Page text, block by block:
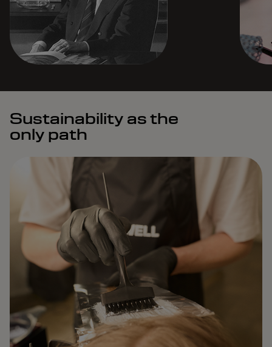
Sustainability as the
only path